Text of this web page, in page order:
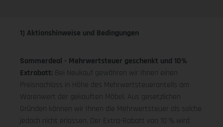
1) Aktionshinweise und Bedingungen
Sommerdeal - Mehrwertsteuer geschenkt und 10%
Extrabatt: Bei Neukauf gewähren wir Ihnen einen
Preisnachlass in Höhe des Mehrwertsteueranteils am
Warenwert der gekauften Möbel. Aus gesetzlichen
Gründen können wir Ihnen die Mehrwertsteuer als solche
jedoch nicht erlassen. Der Extra-Rabatt von 10 % wird